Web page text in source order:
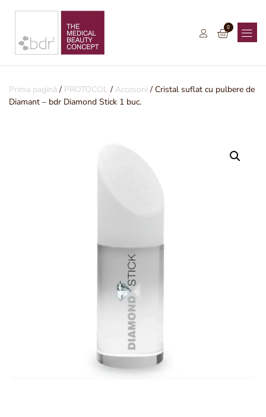
0
Prima pagină / PROTOCOL / Accesorii / Cristal suflat cu pulbere de
Diamant – bdr Diamond Stick 1 buc.